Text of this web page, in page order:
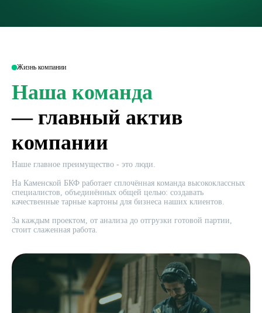
Жизнь компании
Наша команда
— главный актив
компании
Наше главное преимущество - это люди.
На Каменской БКФ работает сплочённая команда высококлассных
специалистов, объединённых общей целью: создавать
качественные тарные картоны для бизнеса наших клиентов.
За каждым проектом, от анализа до отгрузки готовой партии,
стоит слаженная работа.